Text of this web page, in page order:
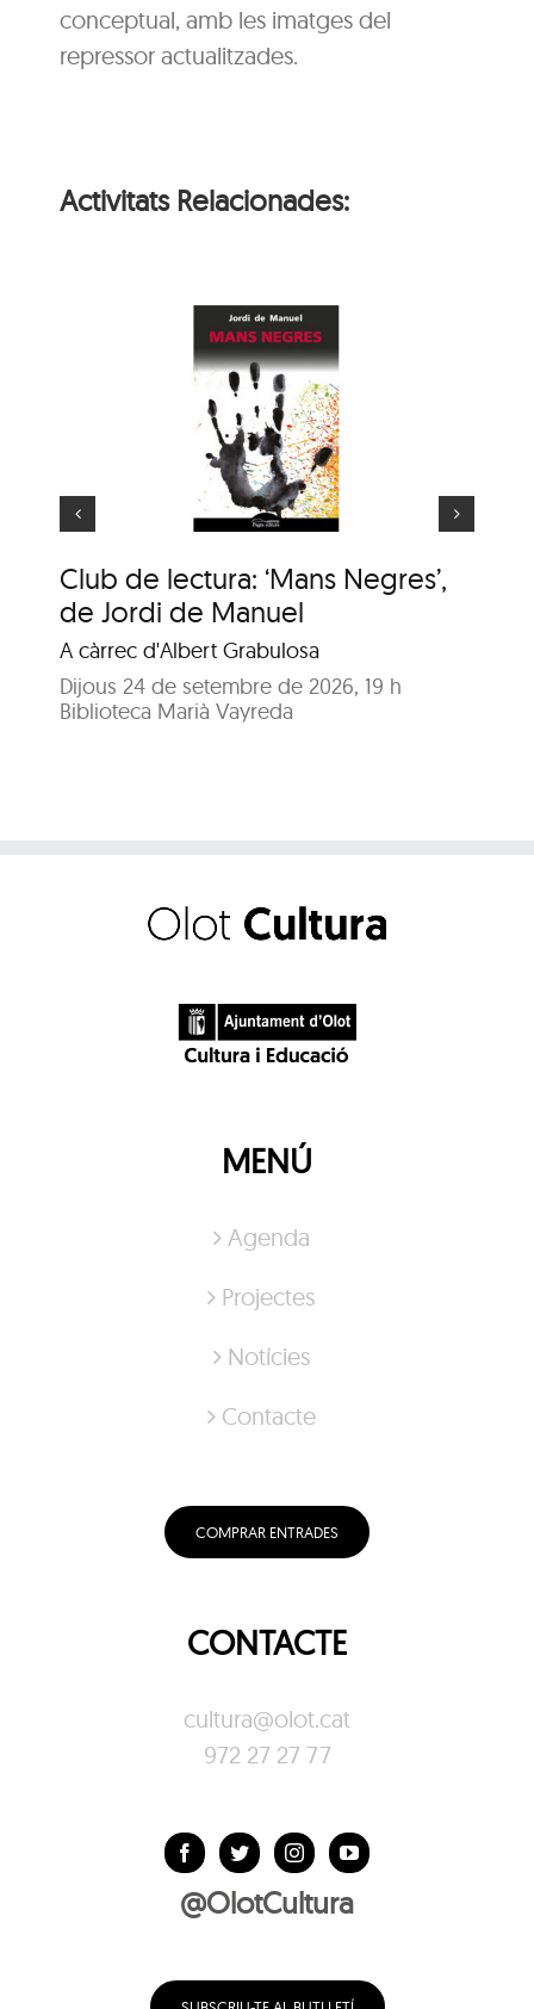
conceptual, amb les imatges del
repressor actualitzades.
Activitats Relacionades:
Club de lectura: ‘Mans Negres’,
de Jordi de Manuel
A càrrec d'Albert Grabulosa
Dijous 24 de setembre de 2026, 19 h
Biblioteca Marià Vayreda
Hora del conte: Deu
princesetes
MENÚ
Agenda
Projectes
Notícies
Contacte
COMPRAR ENTRADES
CONTACTE
cultura@olot.cat
972 27 27 77
@OlotCultura